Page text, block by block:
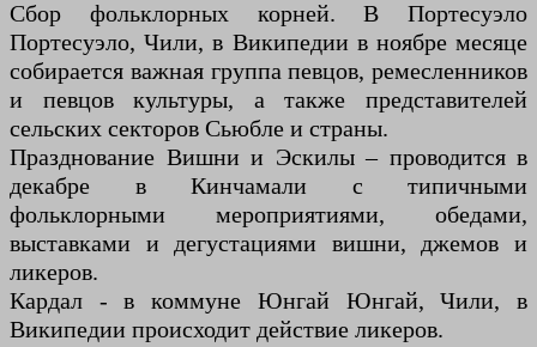
Сбор фольклорных корней. В Портесуэло
Портесуэло, Чили, в Википедии в ноябре месяце
собирается важная группа певцов, ремесленников
и певцов культуры, а также представителей
сельских секторов Сьюбле и страны.
Празднование Вишни и Эскилы – проводится в
декабре в Кинчамали с типичными
фольклорными мероприятиями, обедами,
выставками и дегустациями вишни, джемов и
ликеров.
Кардал - в коммуне Юнгай Юнгай, Чили, в
Википедии происходит действие ликеров.